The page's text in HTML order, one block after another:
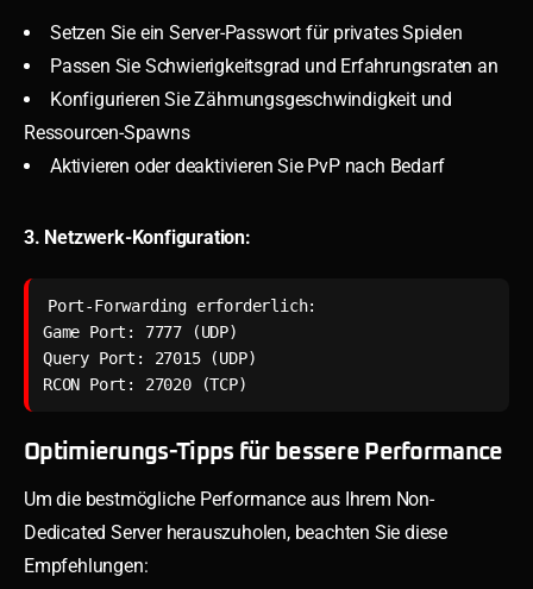
Setzen Sie ein Server-Passwort für privates Spielen
Passen Sie Schwierigkeitsgrad und Erfahrungsraten an
Konfigurieren Sie Zähmungsgeschwindigkeit und
Ressourcen-Spawns
Aktivieren oder deaktivieren Sie PvP nach Bedarf
3. Netzwerk-Konfiguration:
Port-Forwarding erforderlich:
Game Port: 7777 (UDP)
Query Port: 27015 (UDP)
Optimierungs-Tipps für bessere Performance
Um die bestmögliche Performance aus Ihrem Non-
Dedicated Server herauszuholen, beachten Sie diese
Empfehlungen: